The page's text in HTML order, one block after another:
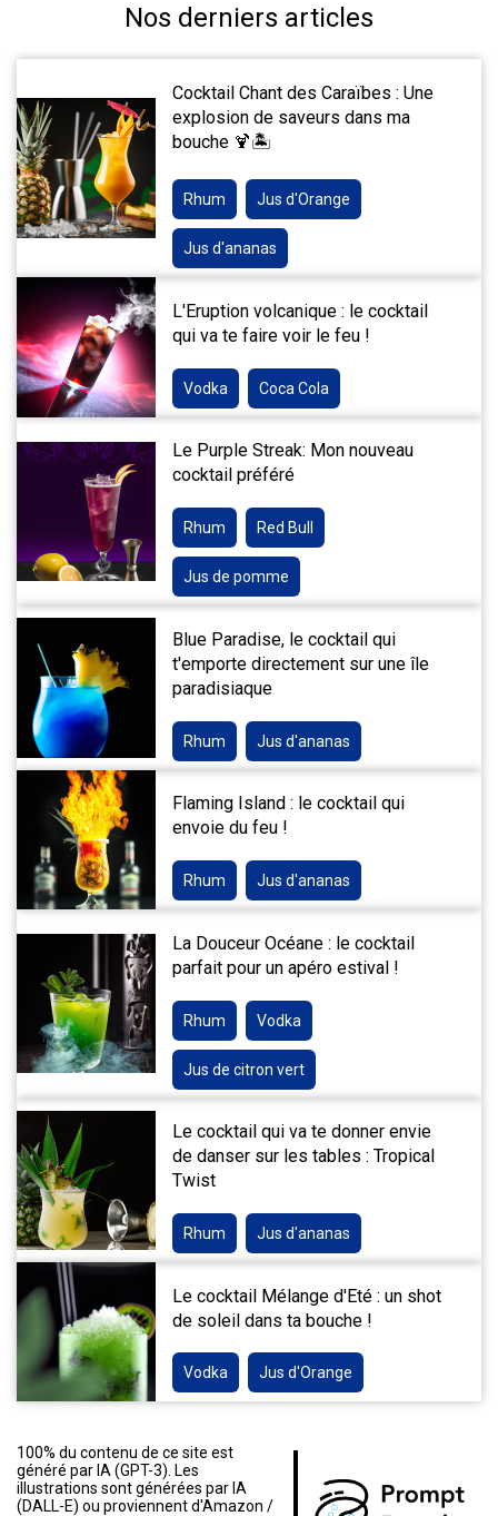
Nos derniers articles
Cocktail Chant des Caraïbes : Une
explosion de saveurs dans ma
bouche 🍹🏝️
Rhum Jus d'Orange
Jus d'ananas
L'Eruption volcanique : le cocktail
qui va te faire voir le feu !
Vodka Coca Cola
Le Purple Streak: Mon nouveau
cocktail préféré
Rhum Red Bull
Jus de pomme
Blue Paradise, le cocktail qui
t'emporte directement sur une île
paradisiaque
Rhum Jus d'ananas
Flaming Island : le cocktail qui
envoie du feu !
Rhum Jus d'ananas
La Douceur Océane : le cocktail
parfait pour un apéro estival !
Rhum Vodka
Jus de citron vert
Le cocktail qui va te donner envie
de danser sur les tables : Tropical
Twist
Rhum Jus d'ananas
Le cocktail Mélange d'Eté : un shot
de soleil dans ta bouche !
Vodka Jus d'Orange
100% du contenu de ce site est
généré par IA (GPT-3). Les
illustrations sont générées par IA
(DALL-E) ou proviennent d'Amazon /